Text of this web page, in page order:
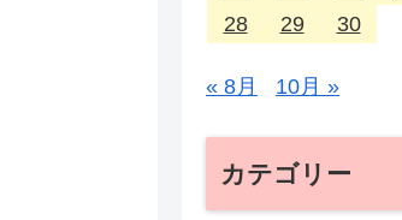
28
29 30
« 8月 10月 »
カテゴリー